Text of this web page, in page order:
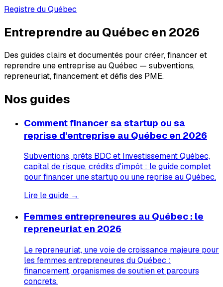
Registre du Québec
Entreprendre au Québec en 2026
Des guides clairs et documentés pour créer, financer et
reprendre une entreprise au Québec — subventions,
repreneuriat, financement et défis des PME.
Nos guides
Comment financer sa startup ou sa
reprise d'entreprise au Québec en 2026
Subventions, prêts BDC et Investissement Québec,
capital de risque, crédits d'impôt : le guide complet
pour financer une startup ou une reprise au Québec.
Lire le guide →
Femmes entrepreneures au Québec : le
repreneuriat en 2026
Le repreneuriat, une voie de croissance majeure pour
les femmes entrepreneures du Québec :
financement, organismes de soutien et parcours
concrets.